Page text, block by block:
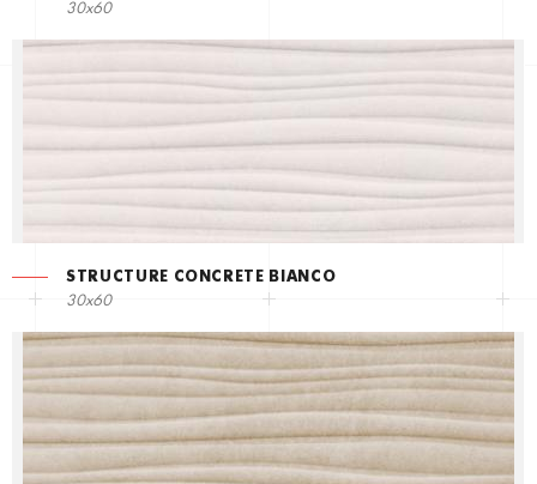
30x60
STRUCTURE CONCRETE BIANCO
30x60